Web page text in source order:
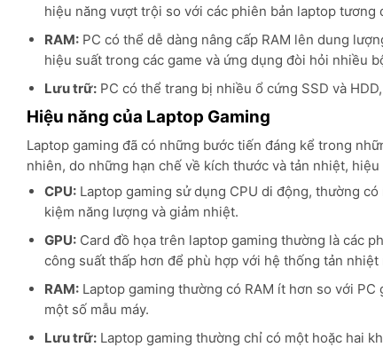
hiệu năng vượt trội so với các phiên bản laptop tương
RAM:PC có thể dễ dàng nâng cấp RAM lên dung
hiệu suất trong các game và ứng dụng đòi hỏi nhiều
Lưu trữ:PC có thể trang bị nhiều ổ cứng SSD và
Hiệu năng của Laptop Gaming
Laptop gaming đã có những bước tiến đáng kể trong
nhiên, do những hạn chế về kích thước và tản nhiệt,
CPU:Laptop gaming sử dụng CPU di động, thường
kiệm năng lượng và giảm nhiệt.
GPU:Card đồ họa trên laptop gaming thường là các
công suất thấp hơn để phù hợp với hệ thống tản nhiệt
RAM:Laptop gaming thường có RAM ít hơn so với
một số mẫu máy.
Lưu trữ:Laptop gaming thường chỉ có một hoặc hai